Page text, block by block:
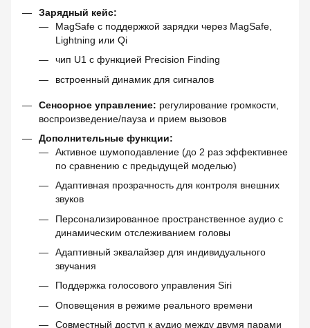
Зарядный кейс:
MagSafe с поддержкой зарядки через MagSafe,
Lightning или Qi
чип U1 с функцией Precision Finding
встроенный динамик для сигналов
Сенсорное управление: регулирование громкости,
воспроизведение/пауза и прием вызовов
Дополнительные функции:
Активное шумоподавление (до 2 раз эффективнее
по сравнению с предыдущей моделью)
Адаптивная прозрачность для контроля внешних
звуков
Персонализированное пространственное аудио с
динамическим отслеживанием головы
Адаптивный эквалайзер для индивидуального
звучания
Поддержка голосового управления Siri
Оповещения в режиме реального времени
Совместный доступ к аудио между двумя парами